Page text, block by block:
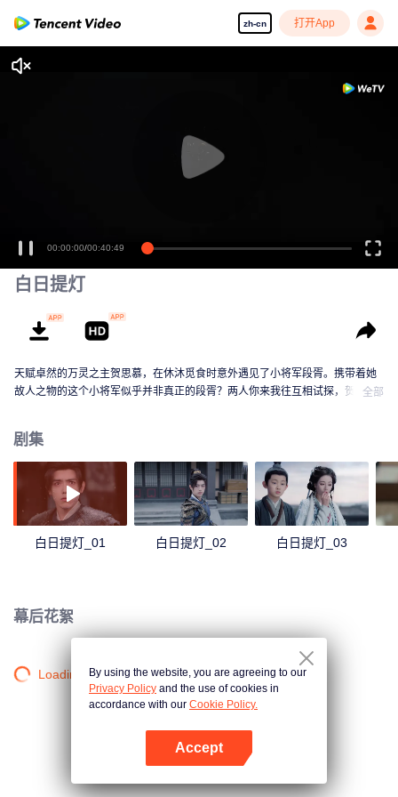
zh-cn 打开App
00:00:00/00:40:49
白日提灯
天赋卓然的万灵之主贺思慕，在休沐觅食时意外遇见了小将军段胥。携带着她
故人之物的这个小将军似乎并非真正的段胥？两人你来我往互相试探，贺思慕
全部
剧集
白日提灯_01 白日提灯_02 白日提灯_03
幕后花絮
Loading…By using the website, you are agreeing to our
Privacy Policy and the use of cookies in
accordance with our Cookie Policy.
Accept